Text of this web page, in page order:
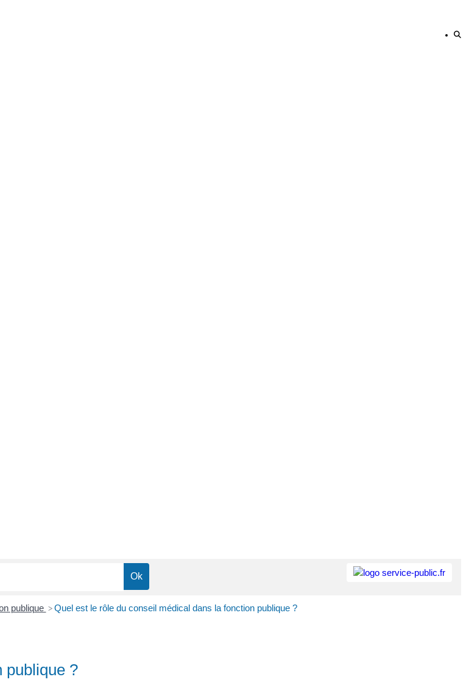
publique > Quel est le rôle du conseil médical dans la fonction publique ?
publique ?